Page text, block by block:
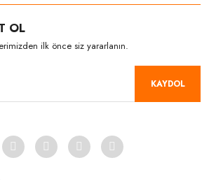
OL
ilk önce siz yararlanın.
KAYDOL